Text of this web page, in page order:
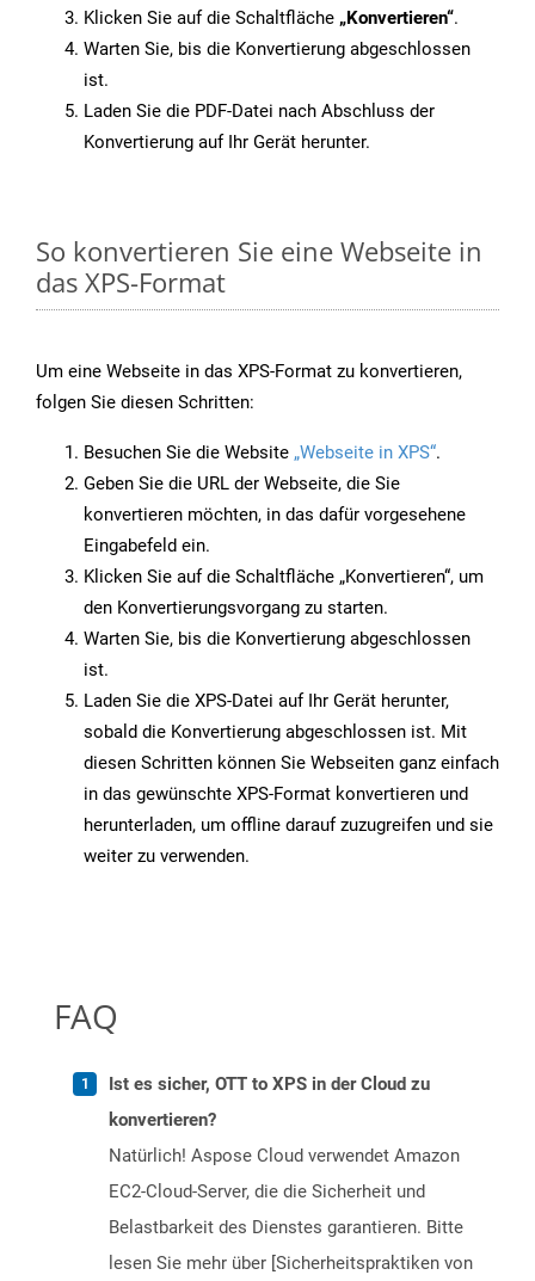
Klicken Sie auf die Schaltfläche „Konvertieren“.
Warten Sie, bis die Konvertierung abgeschlossen
ist.
Laden Sie die PDF-Datei nach Abschluss der
Konvertierung auf Ihr Gerät herunter.
So konvertieren Sie eine Webseite in
das XPS-Format
Um eine Webseite in das XPS-Format zu konvertieren,
folgen Sie diesen Schritten:
Besuchen Sie die Website „Webseite in XPS“.
Geben Sie die URL der Webseite, die Sie
konvertieren möchten, in das dafür vorgesehene
Eingabefeld ein.
Klicken Sie auf die Schaltfläche „Konvertieren“, um
den Konvertierungsvorgang zu starten.
Warten Sie, bis die Konvertierung abgeschlossen
ist.
Laden Sie die XPS-Datei auf Ihr Gerät herunter,
sobald die Konvertierung abgeschlossen ist. Mit
diesen Schritten können Sie Webseiten ganz einfach
in das gewünschte XPS-Format konvertieren und
herunterladen, um offline darauf zuzugreifen und sie
weiter zu verwenden.
FAQ
Ist es sicher, OTT to XPS in der Cloud zu
konvertieren?
Natürlich! Aspose Cloud verwendet Amazon
EC2-Cloud-Server, die die Sicherheit und
Belastbarkeit des Dienstes garantieren. Bitte
lesen Sie mehr über [Sicherheitspraktiken von